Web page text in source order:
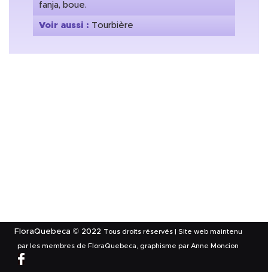
fanja, boue.
Voir aussi : Tourbière
FloraQuebeca © 2022 Tous droits réservés | Site web maintenu
par les membres de FloraQuebeca, graphisme par Anne Moncion